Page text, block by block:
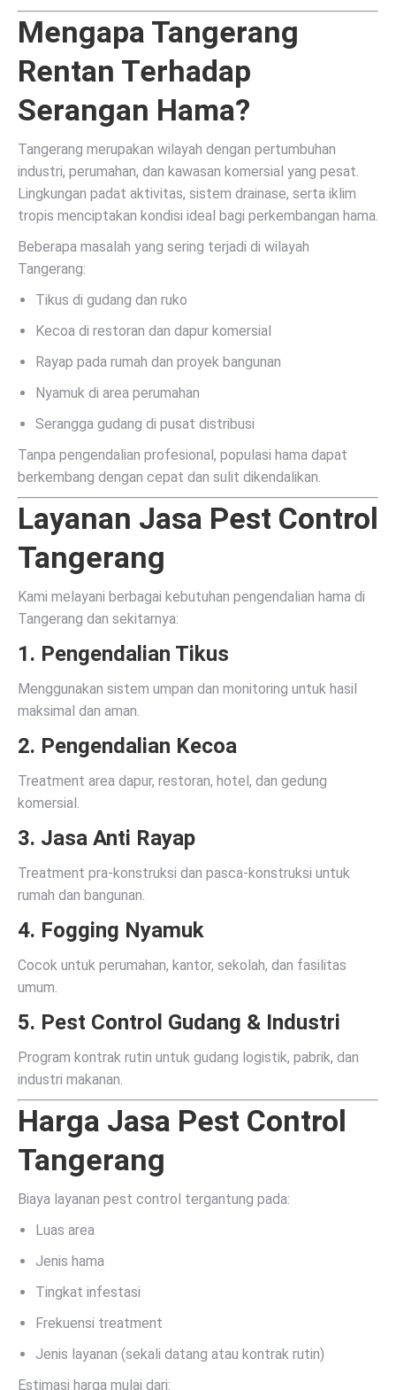
Mengapa Tangerang
Rentan Terhadap
Serangan Hama?
Tangerang merupakan wilayah dengan pertumbuhan
industri, perumahan, dan kawasan komersial yang pesat.
Lingkungan padat aktivitas, sistem drainase, serta iklim
tropis menciptakan kondisi ideal bagi perkembangan hama.
Beberapa masalah yang sering terjadi di wilayah
Tangerang:
Tikus di gudang dan ruko
Kecoa di restoran dan dapur komersial
Rayap pada rumah dan proyek bangunan
Nyamuk di area perumahan
Serangga gudang di pusat distribusi
Tanpa pengendalian profesional, populasi hama dapat
berkembang dengan cepat dan sulit dikendalikan.
Layanan Jasa Pest Control
Tangerang
Kami melayani berbagai kebutuhan pengendalian hama di
Tangerang dan sekitarnya:
1. Pengendalian Tikus
Menggunakan sistem umpan dan monitoring untuk hasil
maksimal dan aman.
2. Pengendalian Kecoa
Treatment area dapur, restoran, hotel, dan gedung
komersial.
3. Jasa Anti Rayap
Treatment pra-konstruksi dan pasca-konstruksi untuk
rumah dan bangunan.
4. Fogging Nyamuk
Cocok untuk perumahan, kantor, sekolah, dan fasilitas
umum.
5. Pest Control Gudang & Industri
Program kontrak rutin untuk gudang logistik, pabrik, dan
industri makanan.
Harga Jasa Pest Control
Tangerang
Biaya layanan pest control tergantung pada:
Luas area
Jenis hama
Tingkat infestasi
Frekuensi treatment
Jenis layanan (sekali datang atau kontrak rutin)
Estimasi harga mulai dari: